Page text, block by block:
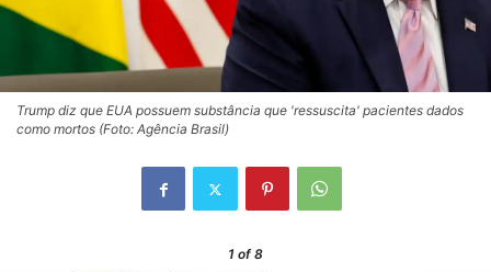
Trump diz que EUA possuem substância que 'ressuscita' pacientes dados
como mortos (Foto: Agência Brasil)
1 of 8